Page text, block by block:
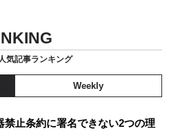
気記事ランキング
Weekly
禁止条約に署名できない2つの理